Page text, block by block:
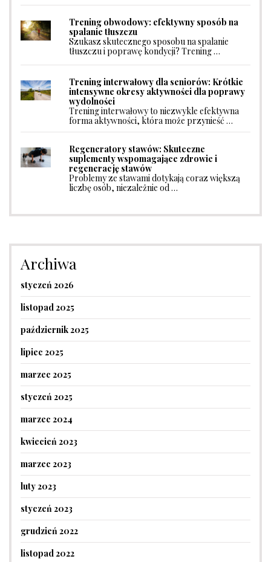
Trening obwodowy: efektywny sposób na
spalanie tłuszczu
Szukasz skutecznego sposobu na spalanie
tłuszczu i poprawę kondycji? Trening …
Trening interwałowy dla seniorów: Krótkie
intensywne okresy aktywności dla poprawy
wydolności
Trening interwałowy to niezwykle efektywna
forma aktywności, która może przynieść …
Regeneratory stawów: Skuteczne
suplementy wspomagające zdrowie i
regenerację stawów
Problemy ze stawami dotykają coraz większą
liczbę osób, niezależnie od …
Archiwa
styczeń 2026
listopad 2025
październik 2025
lipiec 2025
marzec 2025
styczeń 2025
marzec 2024
kwiecień 2023
marzec 2023
luty 2023
styczeń 2023
grudzień 2022
listopad 2022